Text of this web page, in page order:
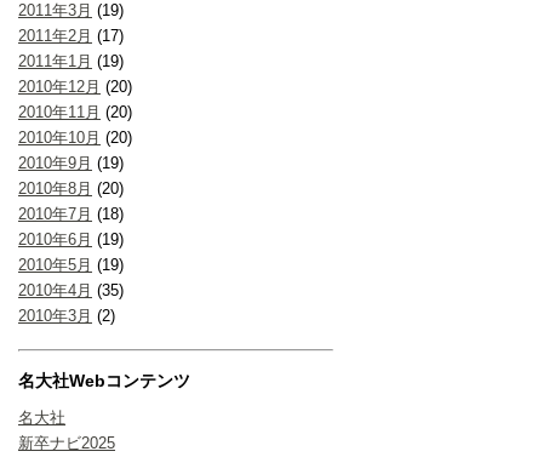
2011年3月 (19)
2011年2月 (17)
2011年1月 (19)
2010年12月 (20)
2010年11月 (20)
2010年10月 (20)
2010年9月 (19)
2010年8月 (20)
2010年7月 (18)
2010年6月 (19)
2010年5月 (19)
2010年4月 (35)
2010年3月 (2)
名大社Webコンテンツ
名大社
新卒ナビ2025